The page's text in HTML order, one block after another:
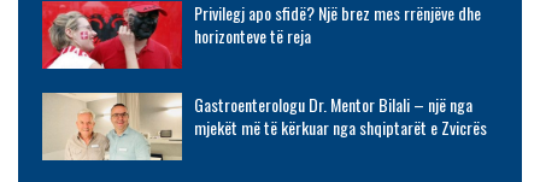
Privilegj apo sfidë? Një brez mes rrënjëve dhe
horizonteve të reja
Gastroenterologu Dr. Mentor Bilali – një nga
mjekët më të kërkuar nga shqiptarët e Zvicrës